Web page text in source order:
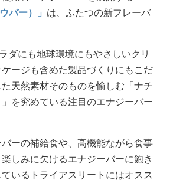
バー）」 は、ふたつの新フレーバ
ダにも地球環境にもやさしいクリ
ージも含めた製品づくりにもこだ
天然素材そのものを愉しむ「ナチ
を究めている注目のエナジーバー
ーの補給食や、高機能ながら食事
しみに欠けるエナジーバーに飽き
いるトライアスリートにはオスス